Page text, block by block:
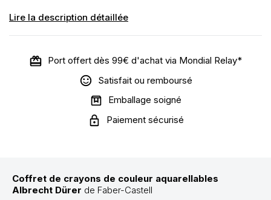
Lire la description détaillée
Port offert dès 99€ d'achat via Mondial Relay*
Satisfait ou remboursé
Emballage soigné
Paiement sécurisé
Coffret de crayons de couleur aquarellables
Albrecht Dürer de Faber-Castell